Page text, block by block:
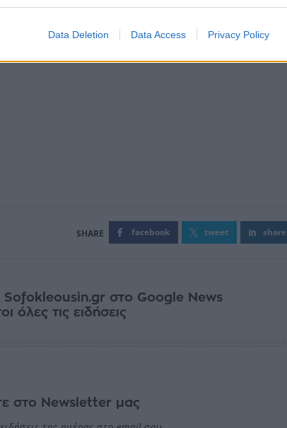
Data Deletion Data Access Privacy Policy
facebook tweet share
Sofokleousin.gr στο Google News
όλες τις ειδήσεις
στο Newsletter μας